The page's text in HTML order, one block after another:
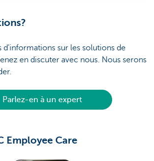
d'informations sur les solutions de
en discuter avec nous. Nous serons
Parlez-en à un expert
Employee Care